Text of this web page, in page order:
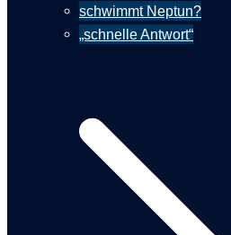
schwimmt Neptun?
„schnelle Antwort“